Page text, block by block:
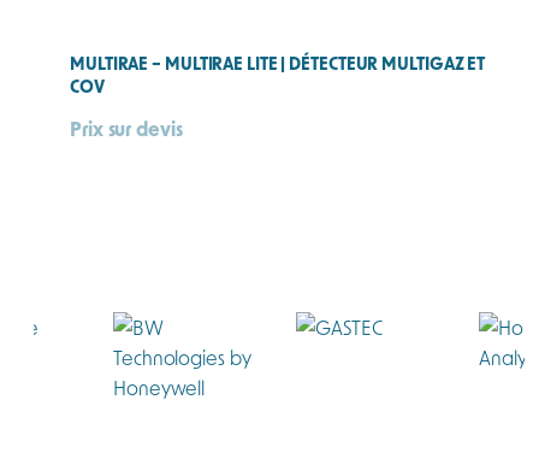
MULTIRAE – MULTIRAE LITE | DÉTECTEUR MULTIGAZ ET
COV
Prix sur devis